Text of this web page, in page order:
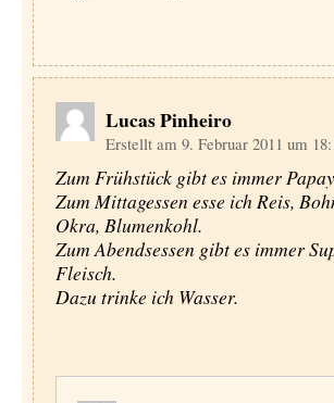
Lucas Pinheiro
Erstellt am 9. Februar 2011 um
Zum Frühstück gibt es immer
Zum Mittagessen esse ich Reis,
Okra, Blumenkohl.
Zum Abendsessen gibt es immer
Fleisch.
Dazu trinke ich Wasser.